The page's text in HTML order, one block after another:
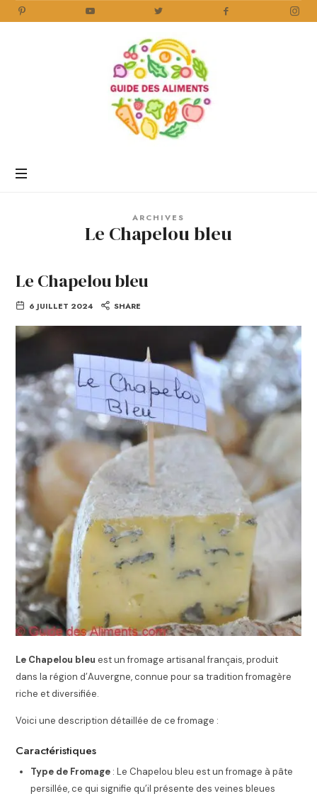
Aliments
ARCHIVES
Le Chapelou bleu
Le Chapelou bleu
6 JUILLET 2024 SHARE
Le Chapelou bleu est un fromage artisanal français, produit
dans la région d’Auvergne, connue pour sa tradition fromagère
riche et diversifiée.
Voici une description détaillée de ce fromage :
Caractéristiques
Type de Fromage : Le Chapelou bleu est un fromage à pâte
persillée, ce qui signifie qu’il présente des veines bleues